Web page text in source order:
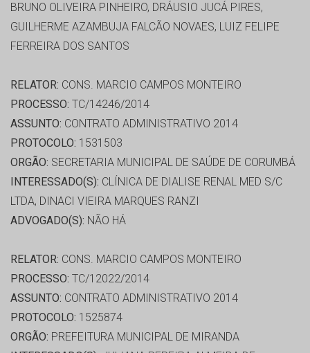
BRUNO OLIVEIRA PINHEIRO, DRÁUSIO JUCÁ PIRES,
GUILHERME AZAMBUJA FALCÃO NOVAES, LUIZ FELIPE
FERREIRA DOS SANTOS
RELATOR: CONS. MARCIO CAMPOS MONTEIRO
PROCESSO: TC/14246/2014
ASSUNTO: CONTRATO ADMINISTRATIVO 2014
PROTOCOLO: 1531503
ORGÃO: SECRETARIA MUNICIPAL DE SAÚDE DE CORUMBÁ
INTERESSADO(S): CLÍNICA DE DIALISE RENAL MED S/C
LTDA, DINACI VIEIRA MARQUES RANZI
ADVOGADO(S): NÃO HÁ
RELATOR: CONS. MARCIO CAMPOS MONTEIRO
PROCESSO: TC/12022/2014
ASSUNTO: CONTRATO ADMINISTRATIVO 2014
PROTOCOLO: 1525874
ORGÃO: PREFEITURA MUNICIPAL DE MIRANDA